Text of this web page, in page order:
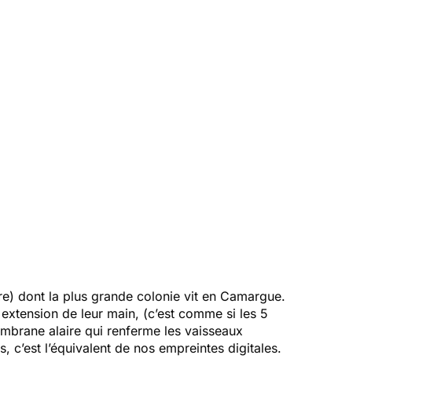
dont la plus grande colonie vit en Camargue.
de leur main, (c’est comme si les 5
alaire qui renferme les vaisseaux
c’est l’équivalent de nos empreintes digitales.